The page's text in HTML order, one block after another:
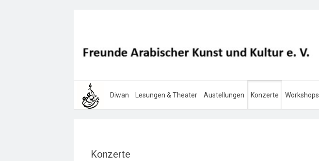
Diwan Lesungen & Theater Austellungen Konzerte Workshops
Konzerte